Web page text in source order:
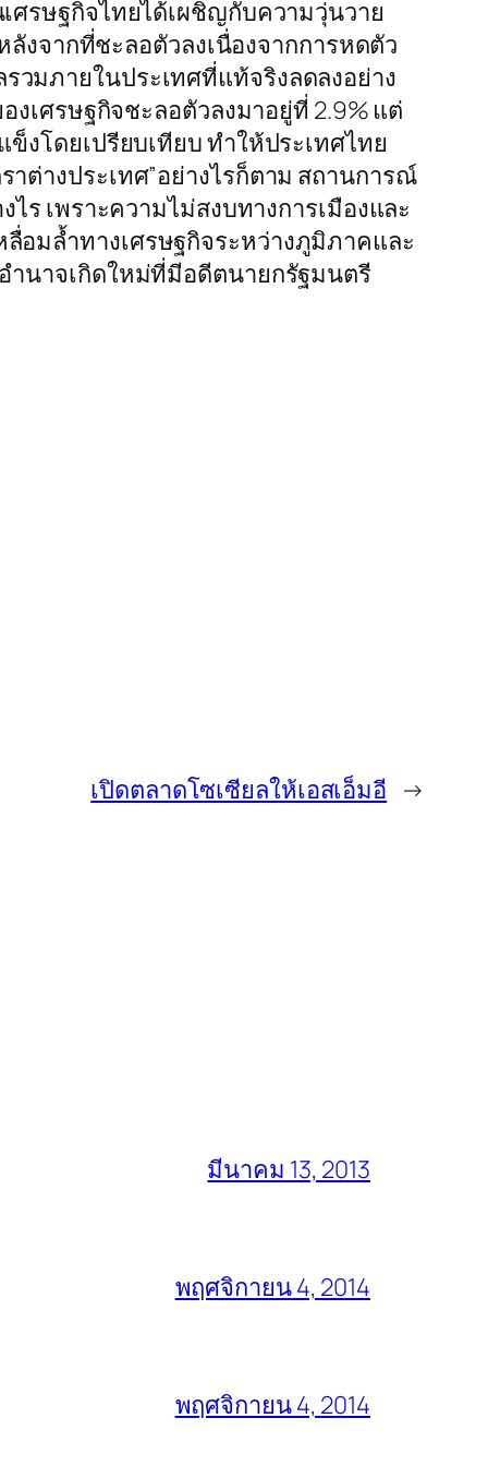
ศรษฐกิจไทยได้เผชิญกับความวุ่นวาย
งจากที่ชะลอตัวลงเนื่องจากการหดตัว
มภายในประเทศที่แท้จริงลดลงอย่าง
งเศรษฐกิจชะลอตัวลงมาอยู่ที่ 2.9% แต่
งโดยเปรียบเทียบ ทำให้ประเทศไทย
ต่างประเทศ”อย่างไรก็ตาม สถานการณ์
ร เพราะความไม่สงบทางการเมืองและ
อมล้ำทางเศรษฐกิจระหว่างภูมิภาคและ
ำนาจเกิดใหม่ที่มีอดีตนายกรัฐมนตรี
เปิดตลาดโซเซียลให้เอสเอ็มอี →
มีนาคม 13, 2013
พฤศจิกายน 4, 2014
พฤศจิกายน 4, 2014